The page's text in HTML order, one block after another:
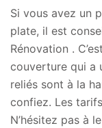
Si vous avez un
plate, il est
Rénovation .
couverture qui a
reliés sont à la
confiez. Les
N’hésitez pas à